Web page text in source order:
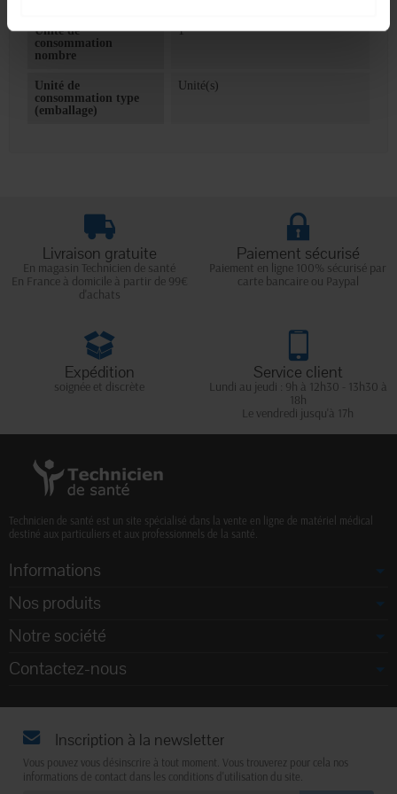
Unité de
consommation
nombre
1
Unité de
consommation type
(emballage)
Unité(s)
Livraison gratuite
En magasin Technicien de santé
En France à domicile à partir de 99€
d'achats
Paiement sécurisé
Paiement en ligne 100% sécurisé par
carte bancaire ou Paypal
Expédition
soignée et discrète
Service client
Lundi au jeudi : 9h à 12h30 - 13h30 à
18h
Le vendredi jusqu'à 17h
Technicien de santé est un site spécialisé dans la vente en ligne de matériel médical
destiné aux particuliers et aux professionnels de la santé.
Informations
Nos produits
Notre société
Contactez-nous
Inscription à la newsletter
Vous pouvez vous désinscrire à tout moment. Vous trouverez pour cela nos
informations de contact dans les conditions d'utilisation du site.